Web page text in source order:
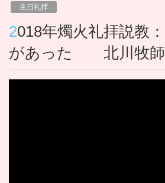
主日礼拝
2018年燭火礼拝説教：始めに調和
があった 北川牧師